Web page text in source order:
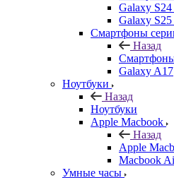
Galaxy
Galaxy
Смартфоны
Назад
Galaxy A17
Ноутбуки
Назад
Ноутбуки
Apple Macbook
Назад
Apple
Macbook
Умные часы